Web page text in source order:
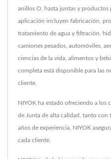
anillos O, hasta juntas y productos
aplicación incluyen fabricación,
tratamiento de agua y filtración,
camiones pesados, automóviles,
ciencias de la vida, alimentos y
completa está disponible para las
cliente.
NIYOK ha estado ofreciendo a los
de Junta de alta calidad, tanto con
años de experiencia, NIYOK
cada cliente.